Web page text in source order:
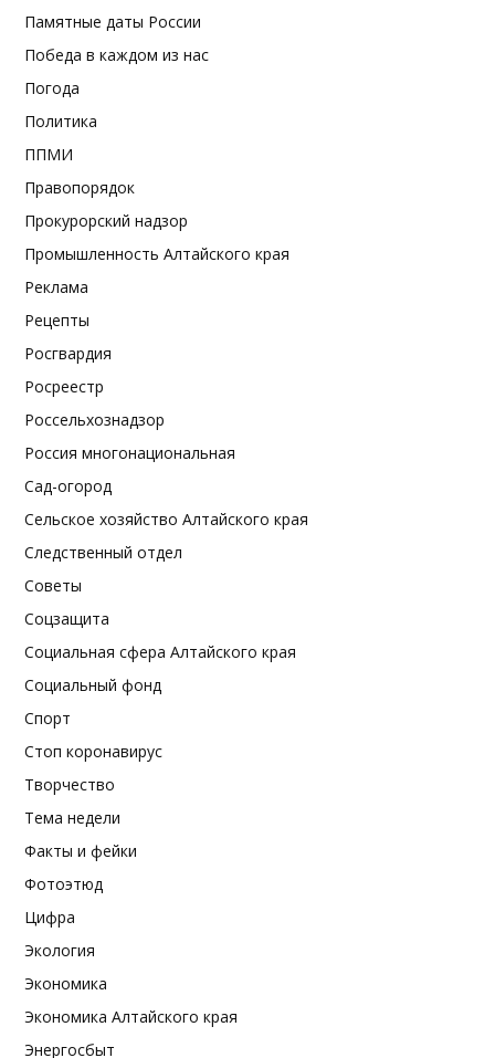
Памятные даты России
Победа в каждом из нас
Погода
Политика
ППМИ
Правопорядок
Прокурорский надзор
Промышленность Алтайского края
Реклама
Рецепты
Росгвардия
Росреестр
Россельхознадзор
Россия многонациональная
Сад-огород
Сельское хозяйство Алтайского края
Следственный отдел
Советы
Соцзащита
Социальная сфера Алтайского края
Социальный фонд
Спорт
Стоп коронавирус
Творчество
Тема недели
Факты и фейки
Фотоэтюд
Цифра
Экология
Экономика
Экономика Алтайского края
Энергосбыт